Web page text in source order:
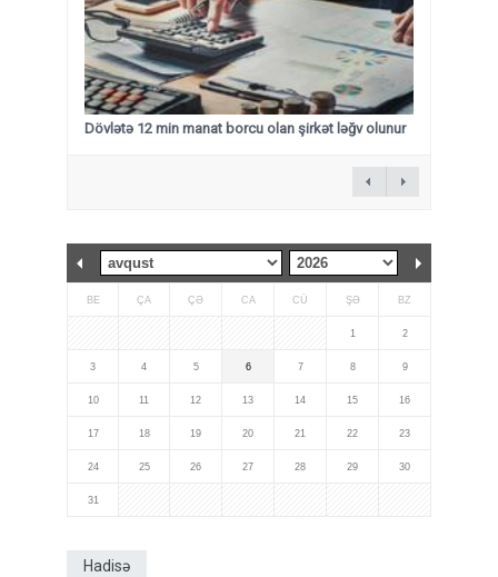
Dövlətə 12 min manat borcu olan şirkət ləğv olunur
BE ÇA ÇƏ CA CÜ ŞƏ BZ
1 2
3 4 5 6 7 8 9
10 11 12 13 14 15 16
17 18 19 20 21 22 23
24 25 26 27 28 29 30
31
Hadisə